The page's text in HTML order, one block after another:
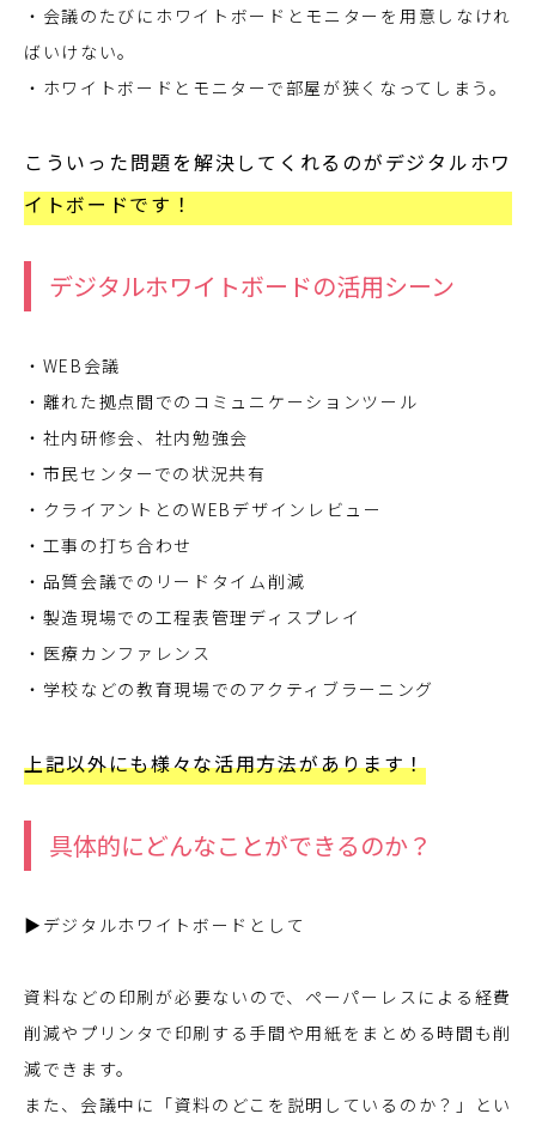
・会議のたびにホワイトボードとモニターを用意しなけれ
ばいけない。
・ホワイトボードとモニターで部屋が狭くなってしまう。
こういった問題を解決してくれるのがデジタルホワ
イトボードです！
デジタルホワイトボードの活用シーン
・WEB会議
・離れた拠点間でのコミュニケーションツール
・社内研修会、社内勉強会
・市民センターでの状況共有
・クライアントとのWEBデザインレビュー
・工事の打ち合わせ
・品質会議でのリードタイム削減
・製造現場での工程表管理ディスプレイ
・医療カンファレンス
・学校などの教育現場でのアクティブラーニング
上記以外にも様々な活用方法があります！
具体的にどんなことができるのか？
▶デジタルホワイトボードとして
資料などの印刷が必要ないので、ペーパーレスによる経費
削減やプリンタで印刷する手間や用紙をまとめる時間も削
減できます。
また、会議中に「資料のどこを説明しているのか？」とい